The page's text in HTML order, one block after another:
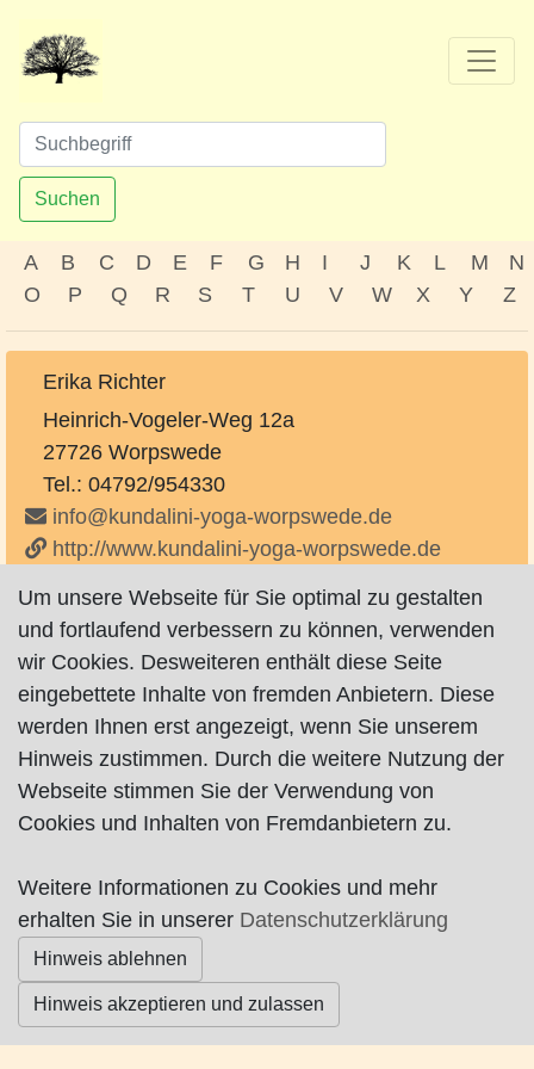
Suchen
A B C D E F G H I J K L M
N
O
P Q R S T U V W X Y Z
Erika Richter
Heinrich-Vogeler-Weg 12a
27726 Worpswede
Tel.: 04792/954330
info@kundalini-yoga-worpswede.de
http://www.kundalini-yoga-worpswede.de
Kundalini Yoga-Kurse.
Impressum|Datenschutz|AGB
© Worpswede24 2015-2026
Um unsere Webseite für Sie optimal zu gestalten
und fortlaufend verbessern zu können, verwenden
wir Cookies. Desweiteren enthält diese Seite
eingebettete Inhalte von fremden Anbietern. Diese
werden Ihnen erst angezeigt, wenn Sie unserem
Hinweis zustimmen. Durch die weitere Nutzung der
Webseite stimmen Sie der Verwendung von
Cookies und Inhalten von Fremdanbietern zu.
Weitere Informationen zu Cookies und mehr
erhalten Sie in unserer Datenschutzerklärung
Hinweis ablehnen
Hinweis akzeptieren und zulassen